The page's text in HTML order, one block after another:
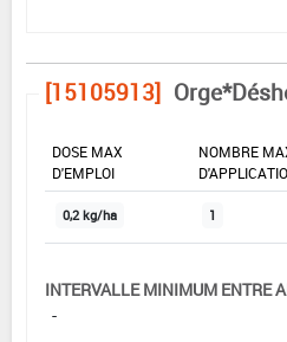
[15105913]
DOSE MAX
D'EMPLOI
NOMBRE
0,2 kg/ha 1
INTERVALLE MINIMUM ENTRE
-